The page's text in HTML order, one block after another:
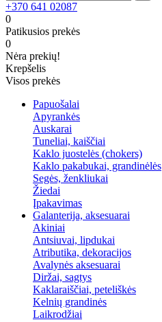
+370 641 02087
0
Patikusios prekės
0
Nėra prekių!
Krepšelis
Visos prekės
Papuošalai
Apyrankės
Auskarai
Tuneliai, kaiščiai
Kaklo juostelės (chokers)
Kaklo pakabukai, grandinėlės
Segės, ženkliukai
Žiedai
Įpakavimas
Galanterija, aksesuarai
Akiniai
Antsiuvai, lipdukai
Atributika, dekoracijos
Avalynės aksesuarai
Diržai, sagtys
Kaklaraiščiai, peteliškės
Kelnių grandinės
Laikrodžiai